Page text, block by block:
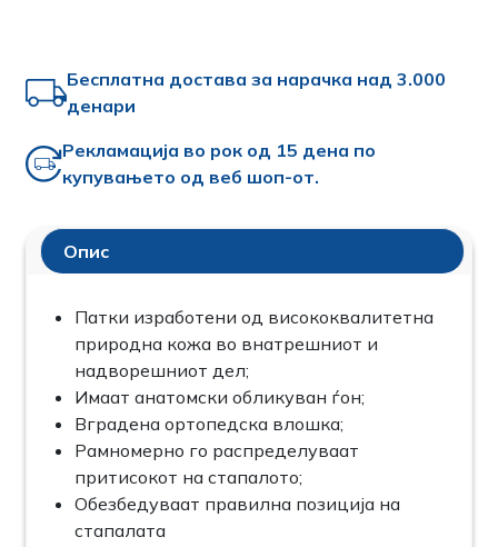
Бесплатна достава за нарачка над 3.000
денари
Рекламација во рок од 15 дена по
купувањето од веб шоп-от.
Опис
Патки изработени од висококвалитетна
природна кожа во внатрешниот и
надворешниот дел;
Имаат анатомски обликуван ѓон;
Вградена ортопедска влошка;
Рамномерно го распределуваат
притисокот на стапалото;
Обезбедуваат правилна позиција на
стапалата